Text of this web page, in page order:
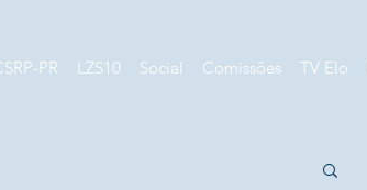
PR LZS10 Social Comissões TV Elo